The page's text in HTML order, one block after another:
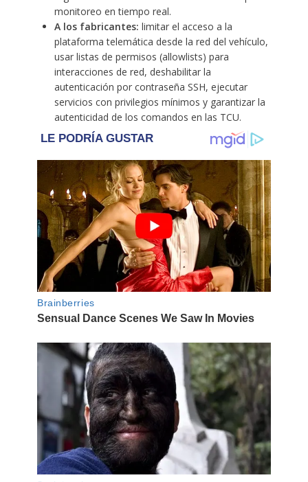
monitoreo en tiempo real.
A los fabricantes: limitar el acceso a la
plataforma telemática desde la red del vehículo,
usar listas de permisos (allowlists) para
interacciones de red, deshabilitar la
autenticación por contraseña SSH, ejecutar
servicios con privilegios mínimos y garantizar la
autenticidad de los comandos en las TCU.